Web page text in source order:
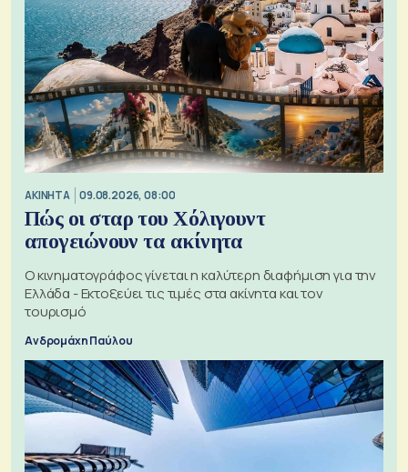
ΑΚΙΝΗΤΑ 09.08.2026, 08:00
Πώς οι σταρ του Χόλιγουντ
απογειώνουν τα ακίνητα
Ο κινηματογράφος γίνεται η καλύτερη διαφήμιση για την
Ελλάδα - Εκτοξεύει τις τιμές στα ακίνητα και τον
τουρισμό
Ανδρομάχη Παύλου